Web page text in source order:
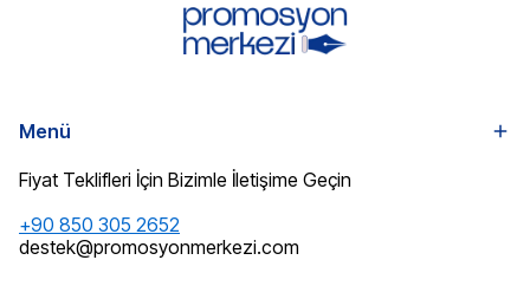
Menü
Fiyat Teklifleri İçin Bizimle İletişime Geçin
+90 850 305 2652
destek@promosyonmerkezi.com